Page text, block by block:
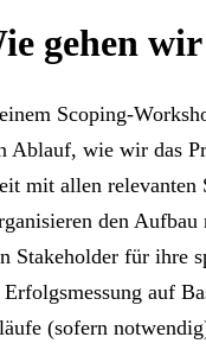
gehen wir
Scoping-
Ablauf, wie wir das
mit allen relevanten
den
Stakeholder für ihre
auf
(sofern